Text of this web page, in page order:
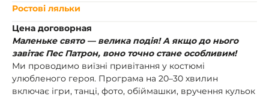
Ростові ляльки
Цена договорная
Маленьке свято — велика подія! А якщо до нього
завітає Пес Патрон, воно точно стане особливим!
Ми проводимо виїзні привітання у костюмі
улюбленого героя. Програма на 20–30 хвилин
включає ігри, танці, фото, обіймашки, вручення кульок